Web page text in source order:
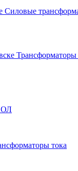
Силовые
тока